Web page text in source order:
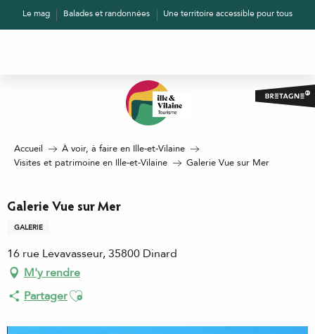
AllerLe mag Balades et randonnées Une territoire accessible pour tous
Accueil
À voir, à faire en Ille-et-Vilaine
Visites et patrimoine en Ille-et-Vilaine
Galerie Vue sur Mer
Galerie Vue sur Mer
GALERIE
16 rue Levavasseur, 35800 Dinard
M'y rendre
PartagerAjouter aux favoris